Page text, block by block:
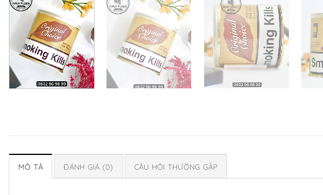
MÔ TẢ ĐÁNH GIÁ (0) CÂU HỎI THƯỜNG GẶP